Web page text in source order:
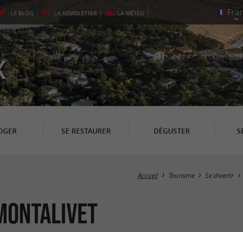
LE BLOG LA NEWSLETTER LA MÉTÉO
SE RESTAURER DÉGUSTER
Accueil Tourisme Se divertir